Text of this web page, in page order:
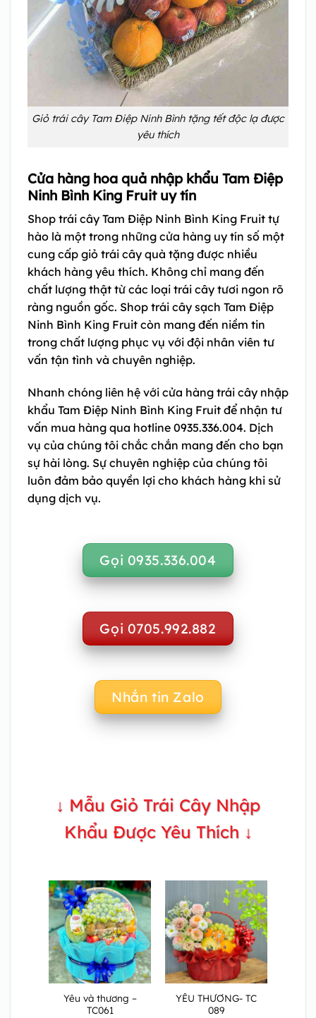
Giỏ trái cây Tam Điệp Ninh Bình tặng tết độc lạ được
yêu thích
Cửa hàng hoa quả nhập khẩu Tam Điệp
Ninh Bình King Fruit uy tín
Shop trái cây Tam Điệp Ninh Bình King Fruit tự
hào là một trong những cửa hàng uy tín số một
cung cấp giỏ trái cây quà tặng được nhiều
khách hàng yêu thích. Không chỉ mang đến
chất lượng thật từ các loại trái cây tươi ngon rõ
ràng nguồn gốc. Shop trái cây sạch Tam Điệp
Ninh Bình King Fruit còn mang đến niềm tin
trong chất lượng phục vụ với đội nhân viên tư
vấn tận tình và chuyên nghiệp.
Nhanh chóng liên hệ với cửa hàng trái cây nhập
khẩu Tam Điệp Ninh Bình King Fruit để nhận tư
vấn mua hàng qua hotline 0935.336.004. Dịch
vụ của chúng tôi chắc chắn mang đến cho bạn
sự hài lòng. Sự chuyên nghiệp của chúng tôi
luôn đảm bảo quyền lợi cho khách hàng khi sử
dụng dịch vụ.
Gọi 0935.336.004
Gọi 0705.992.882
Nhắn tin Zalo
↓ Mẫu Giỏ Trái Cây Nhập
Khẩu Được Yêu Thích ↓
Yêu và thương –
TC061
YÊU THƯƠNG- TC
089